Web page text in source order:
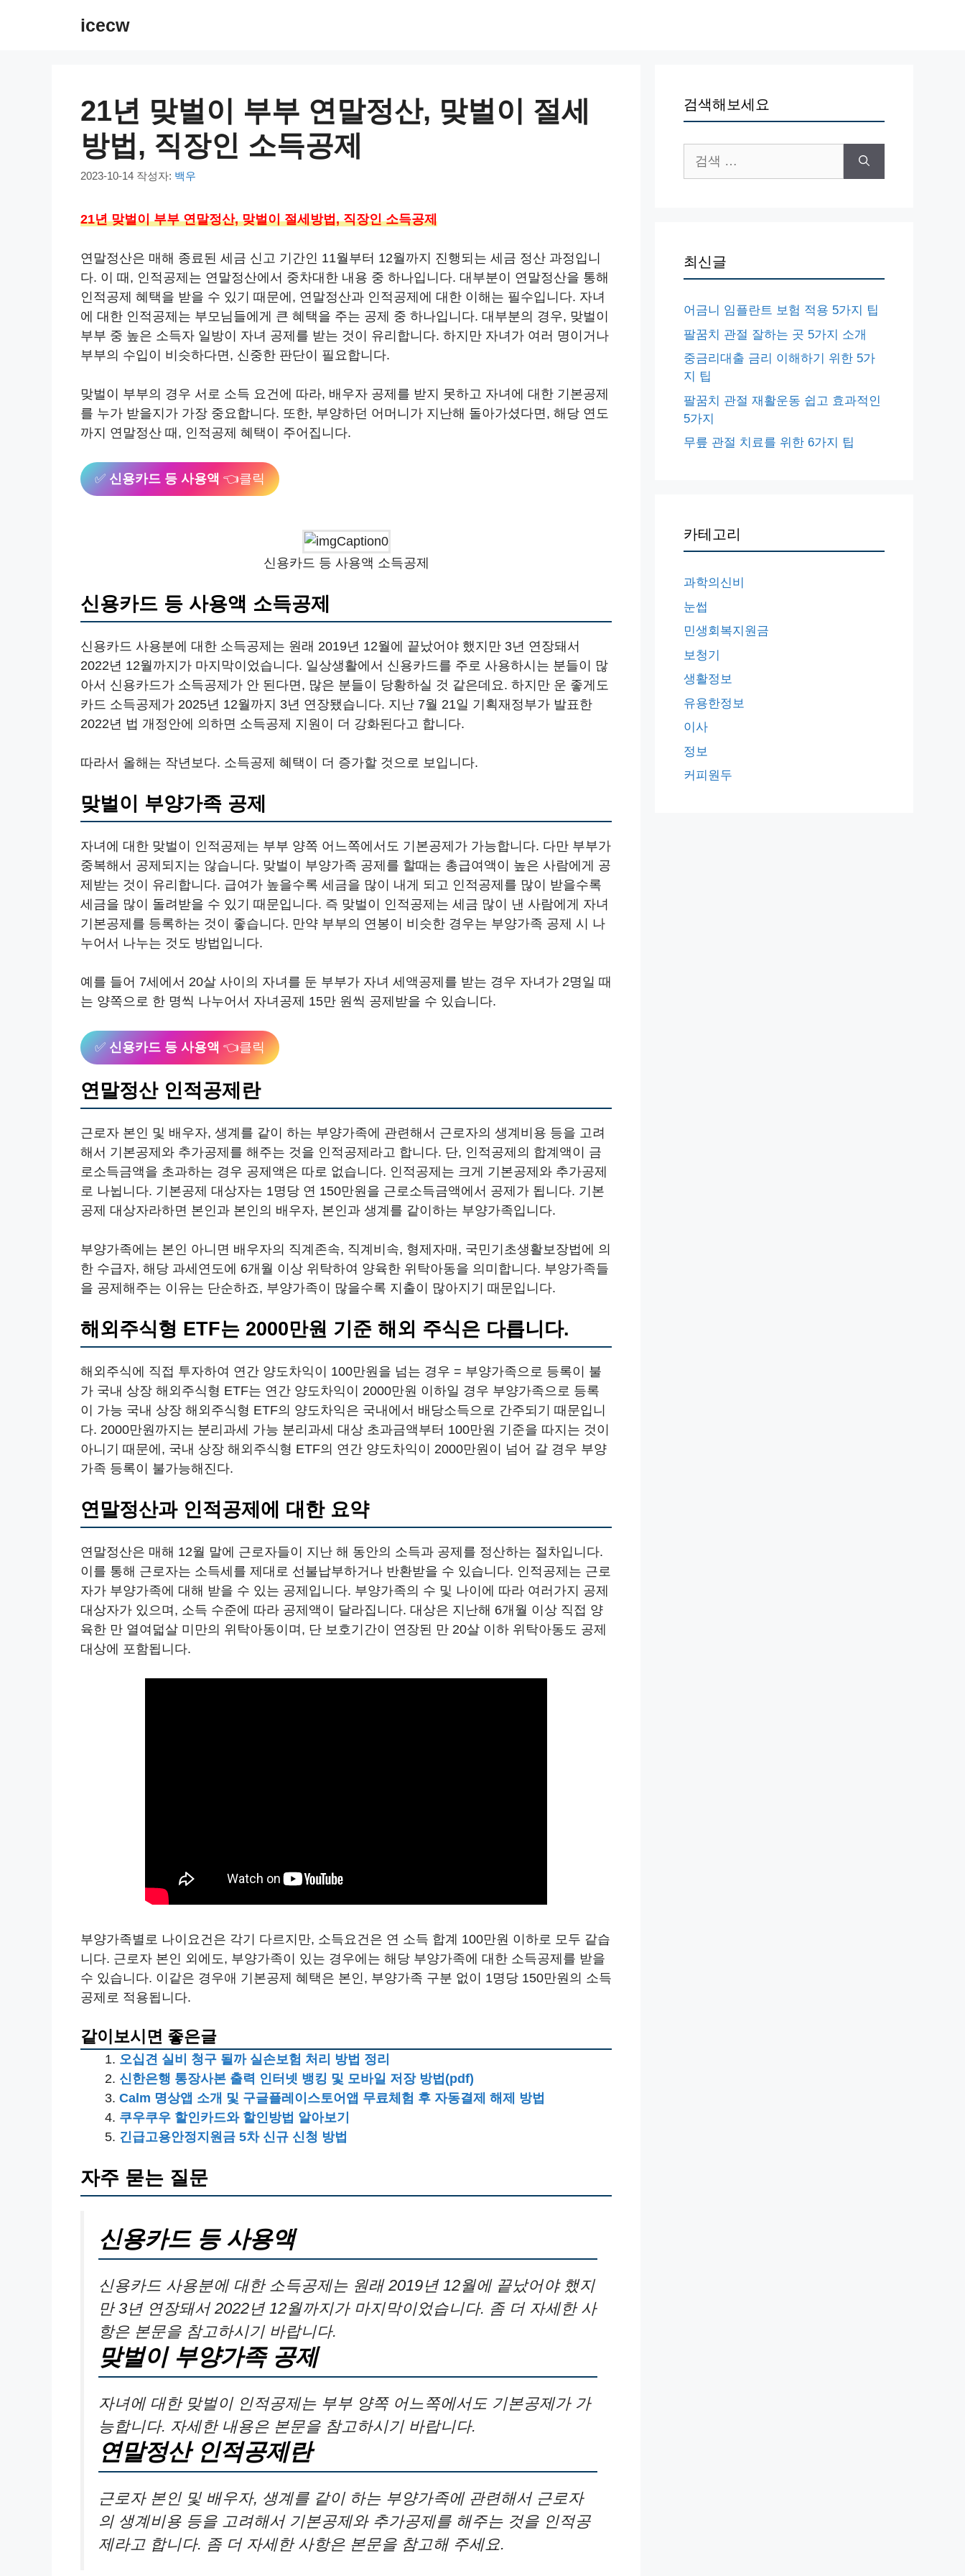
icecw
21년 맞벌이 부부 연말정산, 맞벌이 절세
방법, 직장인 소득공제
2023-10-14 작성자: 백우
21년 맞벌이 부부 연말정산, 맞벌이 절세방법, 직장인 소득공제
연말정산은 매해 종료된 세금 신고 기간인 11월부터 12월까지 진행되는 세금 정산 과정입니
다. 이 때, 인적공제는 연말정산에서 중차대한 내용 중 하나입니다. 대부분이 연말정산을 통해
인적공제 혜택을 받을 수 있기 때문에, 연말정산과 인적공제에 대한 이해는 필수입니다. 자녀
에 대한 인적공제는 부모님들에게 큰 혜택을 주는 공제 중 하나입니다. 대부분의 경우, 맞벌이
부부 중 높은 소득자 일방이 자녀 공제를 받는 것이 유리합니다. 하지만 자녀가 여러 명이거나
부부의 수입이 비슷하다면, 신중한 판단이 필요합니다.
맞벌이 부부의 경우 서로 소득 요건에 따라, 배우자 공제를 받지 못하고 자녀에 대한 기본공제
를 누가 받을지가 가장 중요합니다. 또한, 부양하던 어머니가 지난해 돌아가셨다면, 해당 연도
까지 연말정산 때, 인적공제 혜택이 주어집니다.
✅ 신용카드 등 사용액 👈클릭
신용카드 등 사용액 소득공제
신용카드 등 사용액 소득공제
신용카드 사용분에 대한 소득공제는 원래 2019년 12월에 끝났어야 했지만 3년 연장돼서
2022년 12월까지가 마지막이었습니다. 일상생활에서 신용카드를 주로 사용하시는 분들이 많
아서 신용카드가 소득공제가 안 된다면, 많은 분들이 당황하실 것 같은데요. 하지만 운 좋게도
카드 소득공제가 2025년 12월까지 3년 연장됐습니다. 지난 7월 21일 기획재정부가 발표한
2022년 법 개정안에 의하면 소득공제 지원이 더 강화된다고 합니다.
따라서 올해는 작년보다. 소득공제 혜택이 더 증가할 것으로 보입니다.
맞벌이 부양가족 공제
자녀에 대한 맞벌이 인적공제는 부부 양쪽 어느쪽에서도 기본공제가 가능합니다. 다만 부부가
중복해서 공제되지는 않습니다. 맞벌이 부양가족 공제를 할때는 총급여액이 높은 사람에게 공
제받는 것이 유리합니다. 급여가 높을수록 세금을 많이 내게 되고 인적공제를 많이 받을수록
세금을 많이 돌려받을 수 있기 때문입니다. 즉 맞벌이 인적공제는 세금 많이 낸 사람에게 자녀
기본공제를 등록하는 것이 좋습니다. 만약 부부의 연봉이 비슷한 경우는 부양가족 공제 시 나
누어서 나누는 것도 방법입니다.
예를 들어 7세에서 20살 사이의 자녀를 둔 부부가 자녀 세액공제를 받는 경우 자녀가 2명일 때
는 양쪽으로 한 명씩 나누어서 자녀공제 15만 원씩 공제받을 수 있습니다.
✅ 신용카드 등 사용액 👈클릭
연말정산 인적공제란
근로자 본인 및 배우자, 생계를 같이 하는 부양가족에 관련해서 근로자의 생계비용 등을 고려
해서 기본공제와 추가공제를 해주는 것을 인적공제라고 합니다. 단, 인적공제의 합계액이 금
로소득금액을 초과하는 경우 공제액은 따로 없습니다. 인적공제는 크게 기본공제와 추가공제
로 나뉩니다. 기본공제 대상자는 1명당 연 150만원을 근로소득금액에서 공제가 됩니다. 기본
공제 대상자라하면 본인과 본인의 배우자, 본인과 생계를 같이하는 부양가족입니다.
부양가족에는 본인 아니면 배우자의 직계존속, 직계비속, 형제자매, 국민기초생활보장법에 의
한 수급자, 해당 과세연도에 6개월 이상 위탁하여 양육한 위탁아동을 의미합니다. 부양가족들
을 공제해주는 이유는 단순하죠, 부양가족이 많을수록 지출이 많아지기 때문입니다.
해외주식형 ETF는 2000만원 기준 해외 주식은 다릅니다.
해외주식에 직접 투자하여 연간 양도차익이 100만원을 넘는 경우 = 부양가족으로 등록이 불
가 국내 상장 해외주식형 ETF는 연간 양도차익이 2000만원 이하일 경우 부양가족으로 등록
이 가능 국내 상장 해외주식형 ETF의 양도차익은 국내에서 배당소득으로 간주되기 때문입니
다. 2000만원까지는 분리과세 가능 분리과세 대상 초과금액부터 100만원 기준을 따지는 것이
아니기 때문에, 국내 상장 해외주식형 ETF의 연간 양도차익이 2000만원이 넘어 갈 경우 부양
가족 등록이 불가능해진다.
연말정산과 인적공제에 대한 요약
연말정산은 매해 12월 말에 근로자들이 지난 해 동안의 소득과 공제를 정산하는 절차입니다.
이를 통해 근로자는 소득세를 제대로 선불납부하거나 반환받을 수 있습니다. 인적공제는 근로
자가 부양가족에 대해 받을 수 있는 공제입니다. 부양가족의 수 및 나이에 따라 여러가지 공제
대상자가 있으며, 소득 수준에 따라 공제액이 달라집니다. 대상은 지난해 6개월 이상 직접 양
육한 만 열여덟살 미만의 위탁아동이며, 단 보호기간이 연장된 만 20살 이하 위탁아동도 공제
대상에 포함됩니다.
부양가족별로 나이요건은 각기 다르지만, 소득요건은 연 소득 합계 100만원 이하로 모두 같습
니다. 근로자 본인 외에도, 부양가족이 있는 경우에는 해당 부양가족에 대한 소득공제를 받을
수 있습니다. 이같은 경우애 기본공제 혜택은 본인, 부양가족 구분 없이 1명당 150만원의 소득
공제로 적용됩니다.
같이보시면 좋은글
오십견 실비 청구 될까 실손보험 처리 방법 정리
신한은행 통장사본 출력 인터넷 뱅킹 및 모바일 저장 방법(pdf)
Calm 명상앱 소개 및 구글플레이스토어앱 무료체험 후 자동결제 해제 방법
쿠우쿠우 할인카드와 할인방법 알아보기
긴급고용안정지원금 5차 신규 신청 방법
자주 묻는 질문
신용카드 등 사용액
신용카드 사용분에 대한 소득공제는 원래 2019년 12월에 끝났어야 했지
만 3년 연장돼서 2022년 12월까지가 마지막이었습니다. 좀 더 자세한 사
항은 본문을 참고하시기 바랍니다.
맞벌이 부양가족 공제
자녀에 대한 맞벌이 인적공제는 부부 양쪽 어느쪽에서도 기본공제가 가
능합니다. 자세한 내용은 본문을 참고하시기 바랍니다.
연말정산 인적공제란
근로자 본인 및 배우자, 생계를 같이 하는 부양가족에 관련해서 근로자
의 생계비용 등을 고려해서 기본공제와 추가공제를 해주는 것을 인적공
제라고 합니다. 좀 더 자세한 사항은 본문을 참고해 주세요.
검색해보세요
색:
최신글
어금니 임플란트 보험 적용 5가지 팁
팔꿈치 관절 잘하는 곳 5가지 소개
중금리대출 금리 이해하기 위한 5가
지 팁
팔꿈치 관절 재활운동 쉽고 효과적인
5가지
무릎 관절 치료를 위한 6가지 팁
카테고리
과학의신비
눈썹
민생회복지원금
보청기
생활정보
유용한정보
이사
정보
커피원두